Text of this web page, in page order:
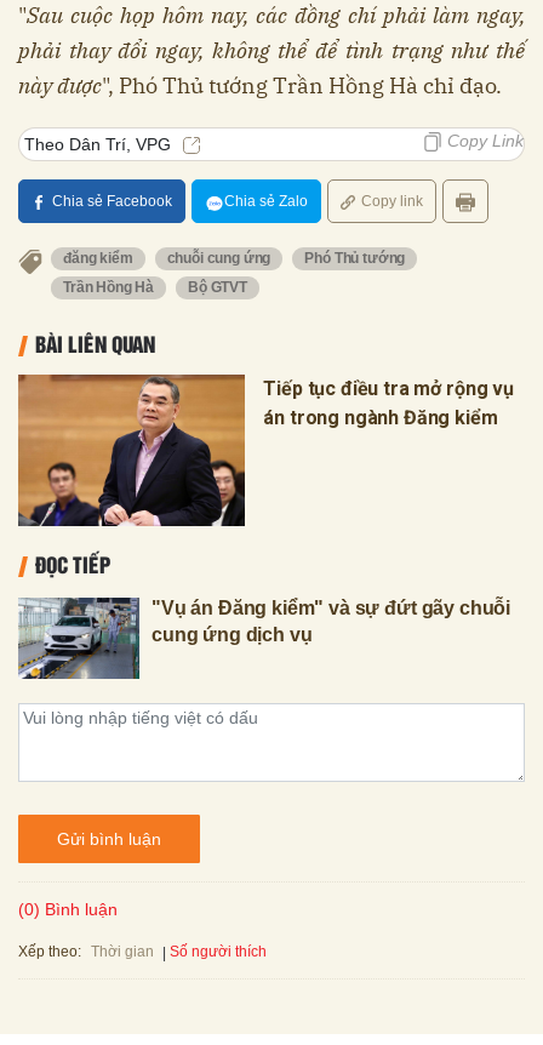
"Sau cuộc họp hôm nay, các đồng chí phải làm ngay,
phải thay đổi ngay, không thể để tình trạng như thế
này được", Phó Thủ tướng Trần Hồng Hà chỉ đạo.
Theo Dân Trí, VPG Copy Link
Chia sẻ Facebook Chia sẻ Zalo Copy link
đăng kiểm chuỗi cung ứng
Phó Thủ tướng
Trần Hồng Hà
Bộ GTVT
BÀI LIÊN QUAN
Tiếp tục điều tra mở rộng vụ
án trong ngành Đăng kiểm
ĐỌC TIẾP
"Vụ án Đăng kiểm" và sự đứt gãy chuỗi
cung ứng dịch vụ
Gửi bình luận
(0) Bình luận
Xếp theo: Thời gian Số người thích